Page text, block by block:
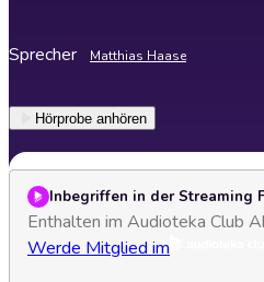
Sprecher Matthias Haase
Hörprobe anhören
Inbegriffen in der Streaming
Enthalten im Audioteka Club
Werde Mitglied im